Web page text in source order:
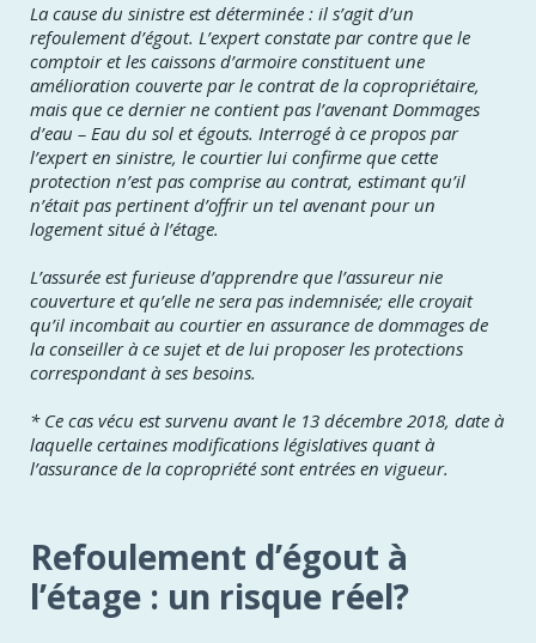
La cause du sinistre est déterminée : il s’agit d’un
refoulement d’égout. L’expert constate par contre que le
comptoir et les caissons d’armoire constituent une
amélioration couverte par le contrat de la copropriétaire,
mais que ce dernier ne contient pas l’avenant Dommages
d’eau – Eau du sol et égouts. Interrogé à ce propos par
l’expert en sinistre, le courtier lui confirme que cette
protection n’est pas comprise au contrat, estimant qu’il
n’était pas pertinent d’offrir un tel avenant pour un
logement situé à l’étage.
L’assurée est furieuse d’apprendre que l’assureur nie
couverture et qu’elle ne sera pas indemnisée; elle croyait
qu’il incombait au courtier en assurance de dommages de
la conseiller à ce sujet et de lui proposer les protections
correspondant à ses besoins.
* Ce cas vécu est survenu avant le 13 décembre 2018, date à
laquelle certaines modifications législatives quant à
l’assurance de la copropriété sont entrées en vigueur.
Refoulement d’égout à
l’étage : un risque réel?